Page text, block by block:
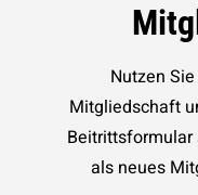
Nutzen
Mitgliedschaft
Beitrittsformular
als neues